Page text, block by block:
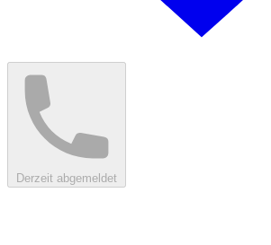
Derzeit abgemeldet